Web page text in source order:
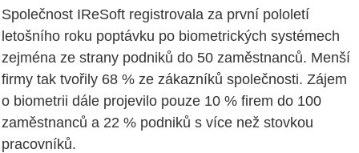
Společnost IReSoft registrovala za první pololetí
letošního roku poptávku po biometrických systémech
zejména ze strany podniků do 50 zaměstnanců. Menší
firmy tak tvořily 68 % ze zákazníků společnosti. Zájem
o biometrii dále projevilo pouze 10 % firem do 100
zaměstnanců a 22 % podniků s více než stovkou
pracovníků.